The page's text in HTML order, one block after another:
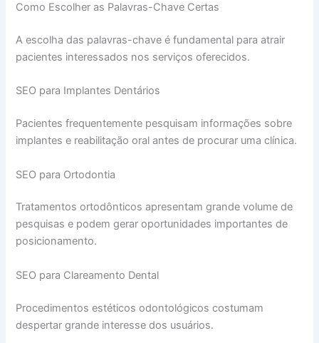
Como Escolher as Palavras-Chave Certas
A escolha das palavras-chave é fundamental para atrair
pacientes interessados nos serviços oferecidos.
SEO para Implantes Dentários
Pacientes frequentemente pesquisam informações sobre
implantes e reabilitação oral antes de procurar uma clínica.
SEO para Ortodontia
Tratamentos ortodônticos apresentam grande volume de
pesquisas e podem gerar oportunidades importantes de
posicionamento.
SEO para Clareamento Dental
Procedimentos estéticos odontológicos costumam
despertar grande interesse dos usuários.